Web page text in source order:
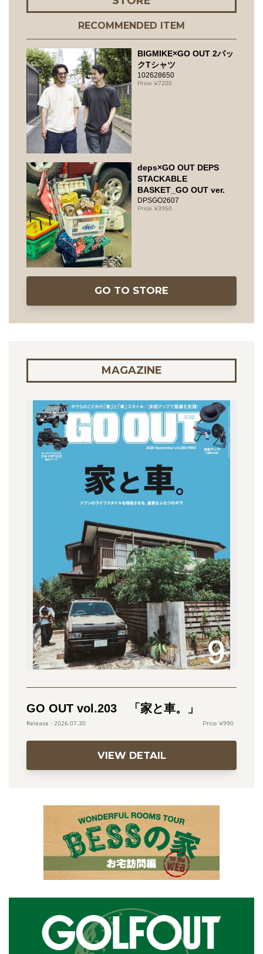
RECOMMENDED ITEM
BIGMIKE×GO OUT 2パッ
クTシャツ
102628650
7200
deps×GO OUT DEPS
STACKABLE
BASKET_GO OUT ver.
DPSGO2607
3950
GO TO STORE
MAGAZINE
GO OUT vol.203 「家と車。」
2026.07.30 990
VIEW DETAIL